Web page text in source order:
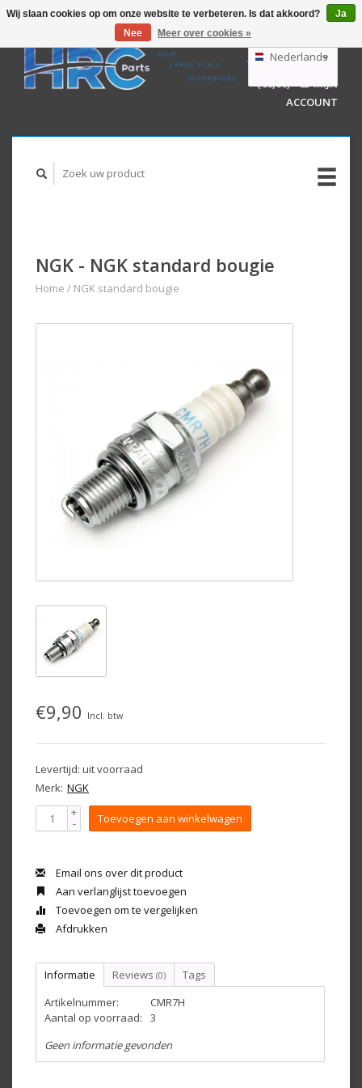
GBP
AUD
Nederlands
Deutsch
English
WINKELWAGEN
(€0,00)
MIJN
ACCOUNT
NGK - NGK standard bougie
Home / NGK standard bougie
€9,90 Incl. btw
Levertijd: uit voorraad
Merk: NGK
+
- Toevoegen aan winkelwagen
Email ons over dit product
Aan verlanglijst toevoegen
Toevoegen om te vergelijken
Afdrukken
Informatie Reviews (0)
Tags
Artikelnummer:
CMR7H
Aantal op voorraad:
3
Geen informatie gevonden
Wij slaan cookies op om onze website te verbeteren. Is dat akkoord?
Ja
Nee
Meer over cookies »